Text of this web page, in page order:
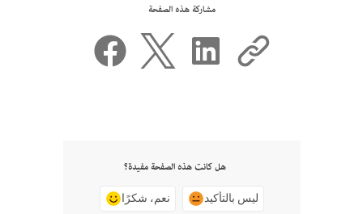
مشاركة هذه الصفحة
هل كانت هذه الصفحة مفيدة؟
نعم، شكرًا ليس بالتأكيد